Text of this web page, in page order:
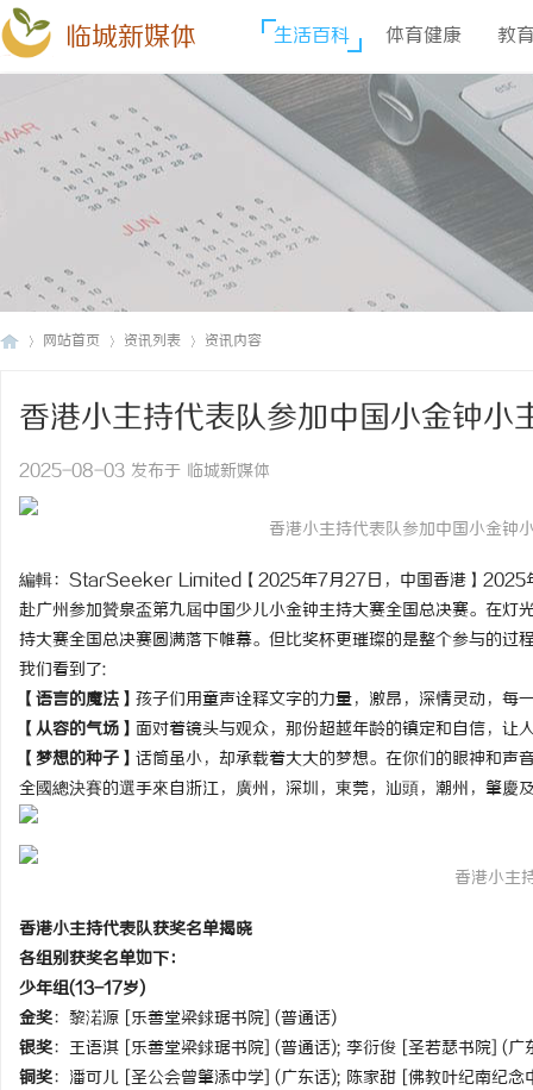
临城新媒体 生活百科 体育健康 教
网站首页 资讯列表 资讯内容
香港小主持代表队参加中国小金钟小
2025-08-03 发布于 临城新媒体
香港小主持代表队参加中国小金钟
編輯：StarSeeker Limited【2025年7月27日，中国香港】2025
赴广州参加贊泉盃第九屆中国少儿小金钟主持大赛全国总决赛。在
持大赛全国总决赛圆满落下帷幕。但比奖杯更璀璨的是整个参与的
我们看到了:
【语言的魔法】 孩子们用童声诠释文字的力量，激昂，深情灵动，每
【从容的气场】 面对着镜头与观众，那份超越年龄的镇定和自信，让
【梦想的种子】 话筒虽小，却承载着大大的梦想。在你们的眼神和声
全國總決賽的選手來自浙江，廣州，深圳，東莞，汕頭，潮州，肇慶
香港小主
香港小主持代表队获奖名单揭晓
各组别获奖名单如下：
少年组(13-17岁)
金奖：黎渃源 [乐善堂梁銶琚书院] (普通话)
银奖：王语淇 [乐善堂梁銶琚书院] (普通话); 李衍俊 [圣若瑟书院] (
铜奖：潘可儿 [圣公会曾肇添中学] (广东话); 陈家甜 [佛教叶纪南纪念